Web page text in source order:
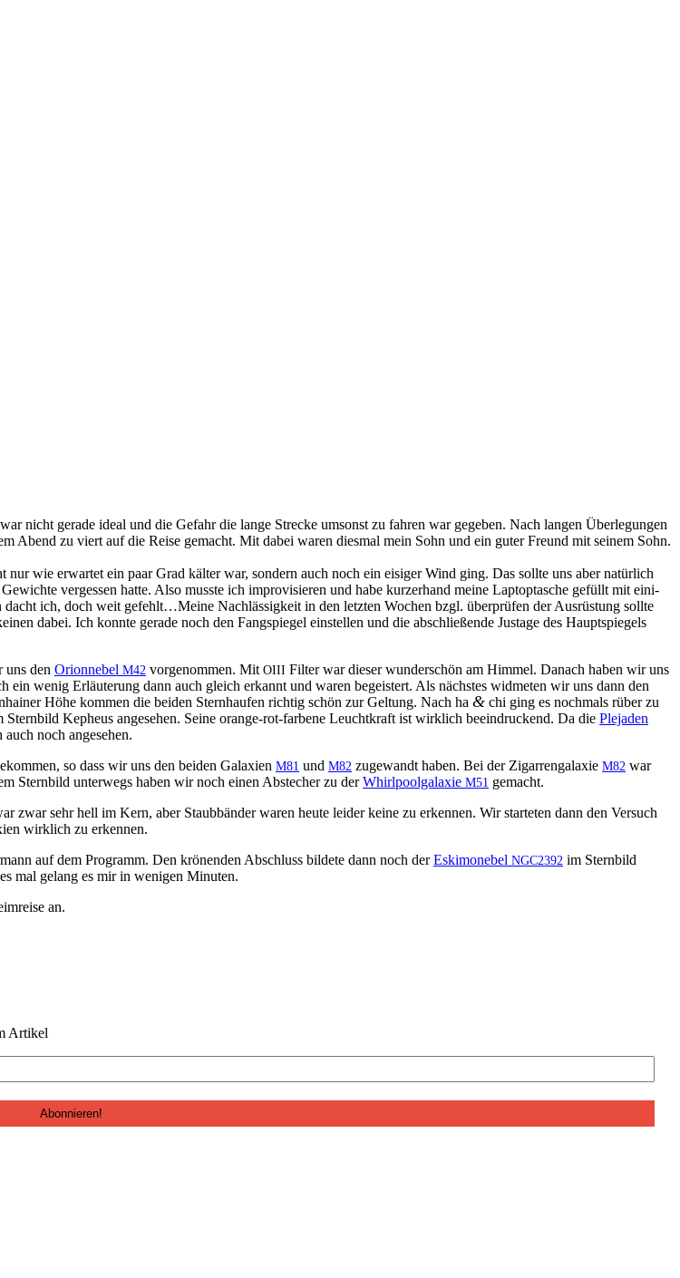
nicht ger­ade ide­al und die Gefahr die lange Strecke umson­st zu fahren war gegeben. Nach lan­gen Über­legun­gen
Abend zu viert auf die Reise gemacht. Mit dabei waren dies­mal mein Sohn und ein guter Fre­und mit seinem Sohn.
wie erwartet ein paar Grad käl­ter war, son­dern auch noch ein eisiger Wind ging. Das sollte uns aber natür­lich
vergessen hat­te. Also musste ich impro­visieren und habe kurz­er­hand meine Lap­top­tasche gefüllt mit eini­
dacht ich, doch weit gefehlt…Meine Nach­läs­sigkeit in den let­zten Wochen bzgl. über­prüfen der Aus­rüs­tung sollte
dabei. Ich kon­nte ger­ade noch den Fangspiegel ein­stellen und die abschließende Justage des Haupt­spiegels
uns den Ori­on­nebel M42 vorgenom­men. Mit OIII Fil­ter war dieser wun­der­schön am Him­mel. Danach haben wir uns
wenig Erläuterung dann auch gle­ich erkan­nt und waren begeis­tert. Als näch­stes wid­me­ten wir uns dann den
Höhe kom­men die bei­den Stern­haufen richtig schön zur Gel­tung. Nach ha & chi ging es nochmals rüber zu
Stern­bild Kepheus ange­se­hen. Seine orange-rot-far­bene Leuchtkraft ist wirk­lich beein­druck­end. Da die Ple­jaden
noch angesehen.
so dass wir uns den bei­den Galax­ien M81 und M82 zuge­wandt haben. Bei der Zigar­ren­galax­ie M82 war
Stern­bild unter­wegs haben wir noch einen Abstech­er zu derWhirlpool­galax­ie M51 gemacht.
zwar sehr hell im Kern, aber Staub­bän­der waren heute lei­der keine zu erken­nen. Wir starteten dann den Ver­such
wirk­lich zu erkennen.
auf dem Pro­gramm. Den krö­nen­den Abschluss bildete dann noch derEski­monebel NGC2392 im Stern­bild
mal gelang es mir in weni­gen Minuten.
an.
Artikel